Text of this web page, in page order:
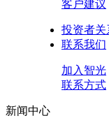
客户建议
投资者关
联系我们
加入智光
联系方式
新闻中心